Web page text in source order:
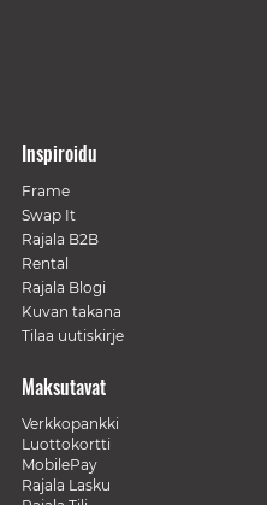
Inspiroidu
Frame
Swap It
Rajala B2B
Rental
Rajala Blogi
Kuvan takana
Tilaa uutiskirje
Maksutavat
Verkkopankki
Luottokortti
MobilePay
Rajala Lasku